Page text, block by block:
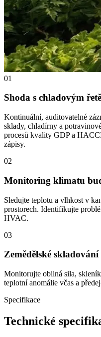
01
Shoda s chladovým
Kontinuální, auditovatelné
sklady, chladírny a
procesů kvality GDP a
zápisy.
02
Monitoring klimatu
Sledujte teplotu a vlhkost v
prostorech. Identifikujte
HVAC.
03
Zemědělské skladování
Monitorujte obilná sila,
teplotní anomálie včas a
Specifikace
Technické